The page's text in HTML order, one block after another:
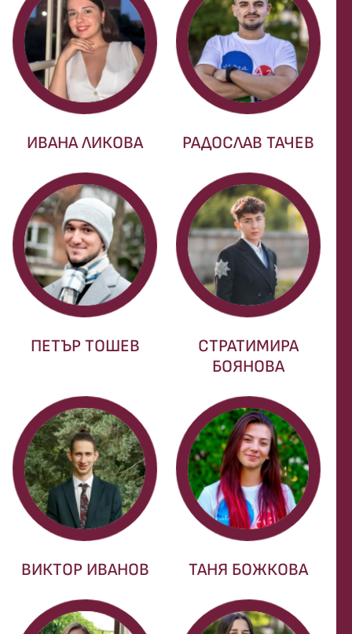
ИВАНА ЛИКОВА РАДОСЛАВ ТАЧЕВ
ПЕТЪР ТОШЕВ
СТРАТИМИРА
БОЯНОВА
ВИКТОР ИВАНОВ ТАНЯ БОЖКОВА